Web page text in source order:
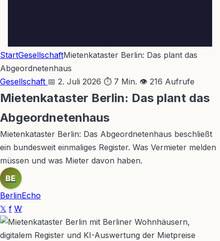
StartGesellschaftMietenkataster Berlin: Das plant das
Abgeordnetenhaus
Gesellschaft 📅 2. Juli 2026 ⏱ 7 Min. 👁 216 Aufrufe
Mietenkataster Berlin: Das plant das
Abgeordnetenhaus
Mietenkataster Berlin: Das Abgeordnetenhaus beschließt
ein bundesweit einmaliges Register. Was Vermieter melden
müssen und was Mieter davon haben.
BE
BerlinEcho
𝕏 f W